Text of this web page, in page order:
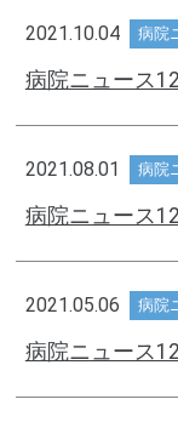
2021.10.04 病院
病院ニュース
2021.08.01 病院
病院ニュース
2021.05.06 病院
病院ニュース